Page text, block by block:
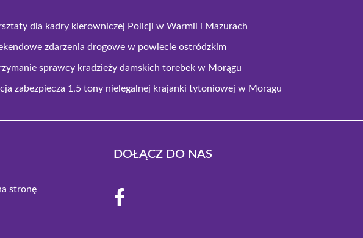
dla kadry kierowniczej Policji w Warmii i Mazurach
zdarzenia drogowe w powiecie ostródzkim
sprawcy kradzieży damskich torebek w Morągu
zabezpiecza 1,5 tony nielegalnej krajanki tytoniowej w Morągu
stronę
DOŁĄCZ DO NAS